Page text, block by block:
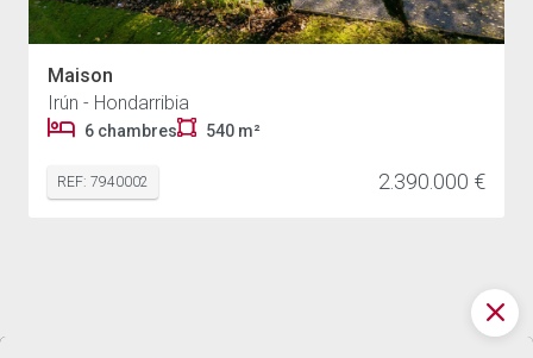
Maison
Irún - Hondarribia
6 chambres 540 m²
REF: 7940002 2.390.000 €